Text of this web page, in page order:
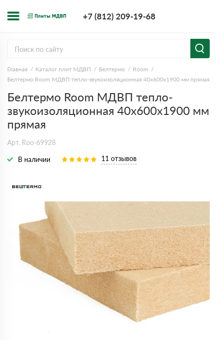
+7 (812) 209-19-68
Главная Каталог плит МДВП Белтермо
Room
Белтермо Room МДВП тепло-звукоизоляционная 40х600х1900 мм прямая
Белтермо Room МДВП тепло-
звукоизоляционная 40х600х1900 мм
прямая
Арт. Roo-69928
В наличии 11 отзывов